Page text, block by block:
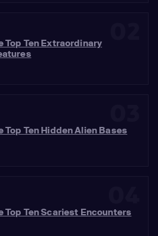
Top Ten Extraordinary
Top Ten Hidden Alien Bases
Top Ten Scariest Encounters